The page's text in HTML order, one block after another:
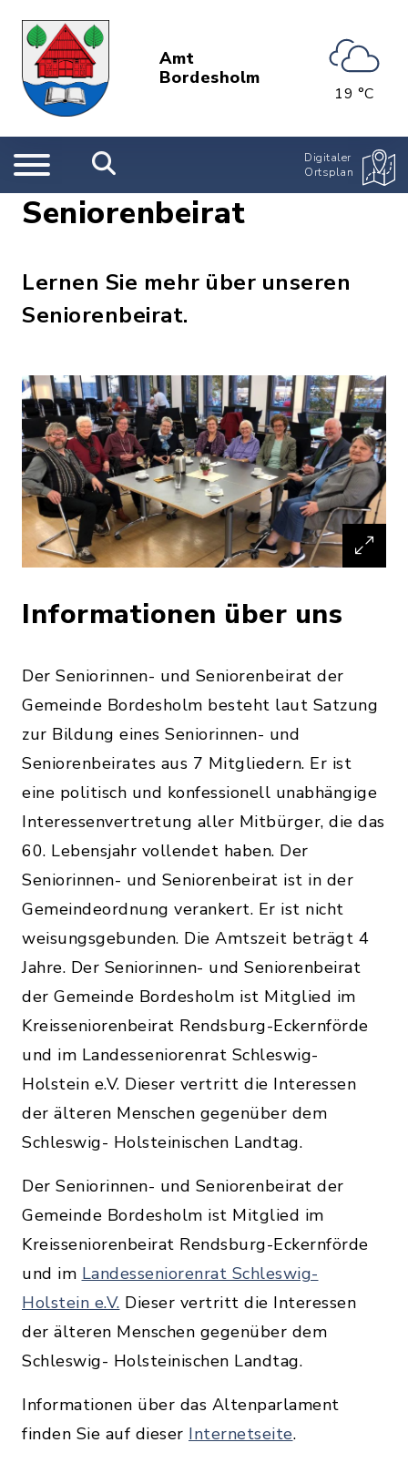
Amt
Bordesholm
19 °C
Digitaler
Ortsplan
Seniorenbeirat
Lernen Sie mehr über unseren
Seniorenbeirat.
Informationen über uns
Der Seniorinnen- und Seniorenbeirat der
Gemeinde Bordesholm besteht laut Satzung
zur Bildung eines Seniorinnen- und
Seniorenbeirates aus 7 Mitgliedern. Er ist
eine politisch und konfessionell unabhängige
Interessenvertretung aller Mitbürger, die das
60. Lebensjahr vollendet haben. Der
Seniorinnen- und Seniorenbeirat ist in der
Gemeindeordnung verankert. Er ist nicht
weisungsgebunden. Die Amtszeit beträgt 4
Jahre. Der Seniorinnen- und Seniorenbeirat
der Gemeinde Bordesholm ist Mitglied im
Kreisseniorenbeirat Rendsburg-Eckernförde
und im Landesseniorenrat Schleswig-
Holstein e.V. Dieser vertritt die Interessen
der älteren Menschen gegenüber dem
Schleswig- Holsteinischen Landtag.
Der Seniorinnen- und Seniorenbeirat der
Gemeinde Bordesholm ist Mitglied im
Kreisseniorenbeirat Rendsburg-Eckernförde
und im Landesseniorenrat Schleswig-
Holstein e.V. Dieser vertritt die Interessen
der älteren Menschen gegenüber dem
Schleswig- Holsteinischen Landtag.
Informationen über das Altenparlament
finden Sie auf dieser Internetseite.